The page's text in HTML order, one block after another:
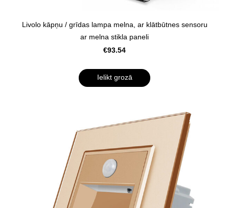
Livolo kāpņu / grīdas lampa melna, ar klātbūtnes sensoru
ar melna stikla paneli
€93.54
Ielikt grozā